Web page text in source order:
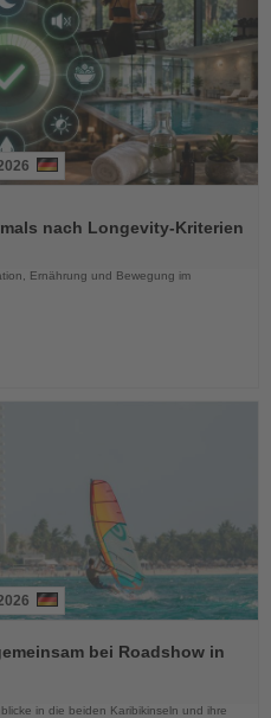
nach Longevity-Kriterien
Ernährung und Bewegung im
bei Roadshow in
in die beiden Karibikinseln und ihre